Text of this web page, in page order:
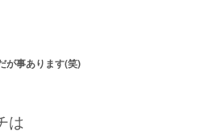
が事あります(笑)
は